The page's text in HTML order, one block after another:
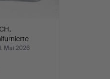
…
Mai 2026